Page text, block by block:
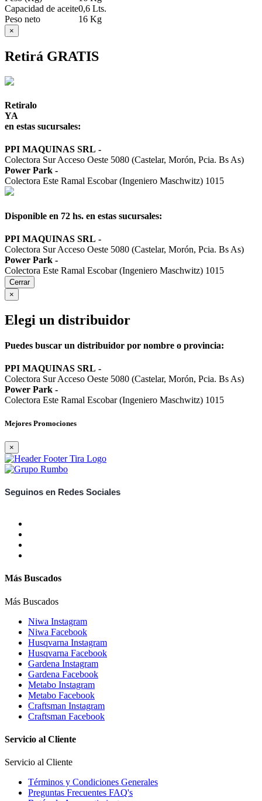
Capacidad de aceite0,6 Lts.
Peso neto
16 Kg
×
Retirá GRATIS
Retiralo
YA
en estas sucursales:
PPI MAQUINAS SRL -
Colectora Sur Acceso Oeste 5080 (Castelar, Morón, Pcia. Bs As)
Power Park -
Colectora Este Ramal Escobar (Ingeniero Maschwitz) 1015
Disponible en 72 hs. en estas sucursales:
PPI MAQUINAS SRL -
Colectora Sur Acceso Oeste 5080 (Castelar, Morón, Pcia. Bs As)
Power Park -
Colectora Este Ramal Escobar (Ingeniero Maschwitz) 1015
Cerrar
×
Elegi un distribuidor
Puedes buscar un distribuidor por nombre o provincia:
PPI MAQUINAS SRL -
Colectora Sur Acceso Oeste 5080 (Castelar, Morón, Pcia. Bs As)
Power Park -
Colectora Este Ramal Escobar (Ingeniero Maschwitz) 1015
Mejores Promociones
×
Seguinos en Redes Sociales
Más Buscados
Más Buscados
Niwa Instagram
Niwa Facebook
Husqvarna Instagram
Husqvarna Facebook
Gardena Instagram
Gardena Facebook
Metabo Instagram
Metabo Facebook
Craftsman Instagram
Craftsman Facebook
Servicio al Cliente
Servicio al Cliente
Términos y Condiciones Generales
Preguntas Frecuentes FAQ's